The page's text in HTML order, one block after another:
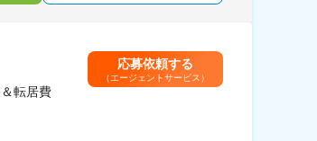
転居費
応募依頼する
（エージェントサービス）